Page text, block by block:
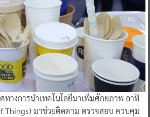
างการนำเทคโนโลยีมาเพิ่มศักยภาพ อาทิ
Things) มาช่วยติดตาม ตรวจสอบ ควบคุม